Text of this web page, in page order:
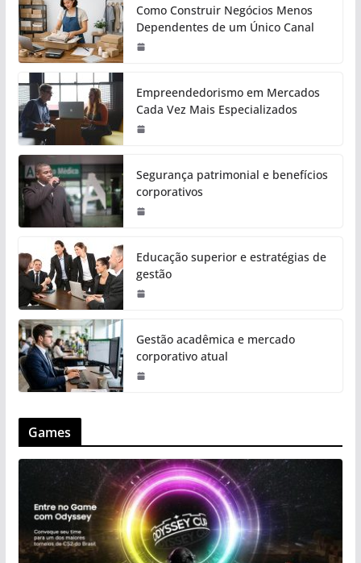
Como Construir Negócios Menos
Dependentes de um Único Canal
Empreendedorismo em Mercados
Cada Vez Mais Especializados
Segurança patrimonial e benefícios
corporativos
Educação superior e estratégias de
gestão
Gestão acadêmica e mercado
corporativo atual
Games